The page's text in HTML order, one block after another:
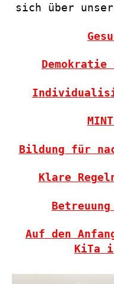
sich über
Demokratie
Bildung für
Klare
Auf den
KiTa